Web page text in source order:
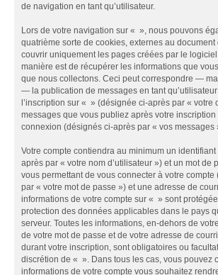
de navigation en tant qu’utilisateur.
Lors de votre navigation sur « », nous pouvons
quatrième sorte de cookies, externes au
couvrir uniquement les pages créées par le
manière est de récupérer les informations que
que nous collectons. Ceci peut correspondre —
— la publication de messages en tant
l’inscription sur « » (désignée ci-après par « votre
messages que vous publiez après votre inscription
connexion (désignés ci-après par « vos messages
Votre compte contiendra au minimum un
après par « votre nom d’utilisateur ») et un mot de
vous permettant de vous connecter à votre
par « votre mot de passe ») et une adresse de
informations de votre compte sur « » sont
protection des données applicables dans le pays
serveur. Toutes les informations, en-dehors de
de votre mot de passe et de votre adresse de
durant votre inscription, sont obligatoires ou
discrétion de « ». Dans tous les cas, vous pouvez
informations de votre compte vous souhaitez